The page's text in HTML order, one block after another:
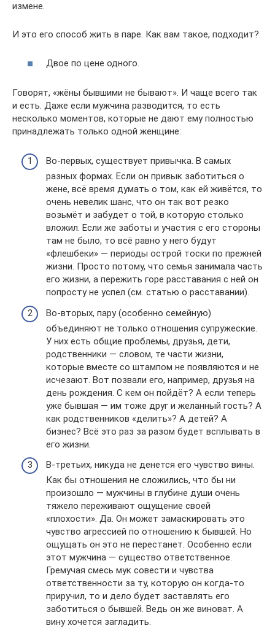
измене.
И это его способ жить в паре. Как вам такое, подходит?
Двое по цене одного.
Говорят, «жёны бывшими не бывают». И чаще всего так
и есть. Даже если мужчина разводится, то есть
несколько моментов, которые не дают ему полностью
принадлежать только одной женщине:
Во-первых, существует привычка. В самых
разных формах. Если он привык заботиться о
жене, всё время думать о том, как ей живётся, то
очень невелик шанс, что он так вот резко
возьмёт и забудет о той, в которую столько
вложил. Если же заботы и участия с его стороны
там не было, то всё равно у него будут
«флешбеки» — периоды острой тоски по прежней
жизни. Просто потому, что семья занимала часть
его жизни, а пережить горе расставания с ней он
попросту не успел (см. статью о расставании).
Во-вторых, пару (особенно семейную)
объединяют не только отношения супружеские.
У них есть общие проблемы, друзья, дети,
родственники — словом, те части жизни,
которые вместе со штампом не появляются и не
исчезают. Вот позвали его, например, друзья на
день рождения. С кем он пойдёт? А если теперь
уже бывшая — им тоже друг и желанный гость? А
как родственников «делить»? А детей? А
бизнес? Всё это раз за разом будет всплывать в
его жизни.
В-третьих, никуда не денется его чувство вины.
Как бы отношения не сложились, что бы ни
произошло — мужчины в глубине души очень
тяжело переживают ощущение своей
«плохости». Да. Он может замаскировать это
чувство агрессией по отношению к бывшей. Но
ощущать он это не перестанет. Особенно если
этот мужчина — существо ответственное.
Гремучая смесь мук совести и чувства
ответственности за ту, которую он когда-то
приручил, то и дело будет заставлять его
заботиться о бывшей. Ведь он же виноват. А
вину хочется загладить.